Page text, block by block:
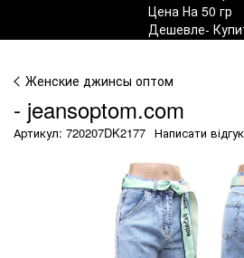
Женские джинсы оптом
- jeansoptom.com
Артикул: 720207DK2177 Написати відгук